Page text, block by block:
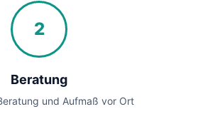
2
Beratung
und Aufmaß vor Ort